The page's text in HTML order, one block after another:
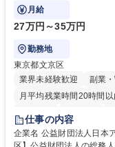
躍いただくことを期待していま
月給
27万円～35万円
勤務地
東京都文京区
業界未経験歓迎
副業
月平均残業時間20時間以
賞与あり
育休あり
食事補助あり
仕事の内容
企業名 公益財団法人日本アンチ・ド